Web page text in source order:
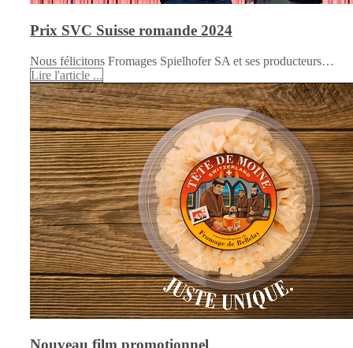
Prix SVC Suisse romande 2024
Nous félicitons Fromages Spielhofer SA et ses producteurs…
Lire l'article ...
Nouveau film promotionnel